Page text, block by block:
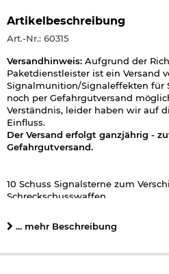
Artikelbeschreibung
Art.-Nr.: 60315
Versandhinweis: Aufgrund der
Paketdienstleister ist ein Versand
Signalmunition/Signaleffekten für
noch per Gefahrgutversand
Verständnis, leider haben wir auf
Einfluss.
Der Versand erfolgt ganzjährig -
Gefahrgutversand.
10 Schuss Signalsterne zum
Schreckschusswaffen.
Details zu Gold Flash:
- Inhalt: 10 Stück
- Kaliber: 15 mm
... mehr Beschreibung